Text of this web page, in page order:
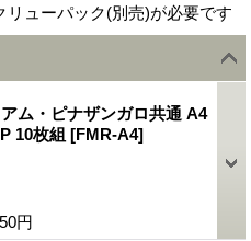
ューパック(別売)が必要です
ム・ピナザンガロ共通 A4
10枚組 [FMR-A4]
円